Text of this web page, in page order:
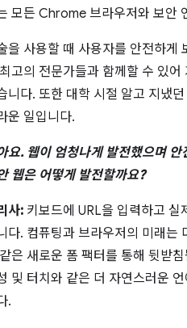
모든 Chrome 브라우저와 보안
을 사용할 때 사용자를 안전하
고의 전문가들과 함께할 수 있
니다. 또한 대학 시절 알고 지냈
운 일입니다.
요. 웹이 엄청나게 발전했으며
웹은 어떻게 발전할까요?
사: 키보드에 URL을 입력하고
다. 컴퓨팅과 브라우저의 미래는
은 새로운 폼 팩터를 통해 뒷받
및 터치와 같은 더 자연스러운
.